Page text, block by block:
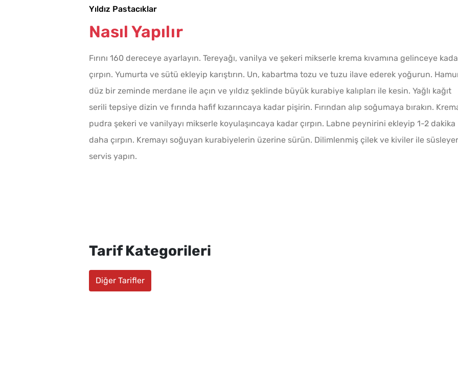
Yıldız Pastacıklar
Nasıl Yapılır
Fırını 160 dereceye ayarlayın. Tereyağı, vanilya ve şekeri mikserle krema kıvamına gelinceye
çırpın. Yumurta ve sütü ekleyip karıştırın. Un, kabartma tozu ve tuzu ilave ederek yoğurun.
düz bir zeminde merdane ile açın ve yıldız şeklinde büyük kurabiye kalıpları ile kesin. Yağlı kağıt
serili tepsiye dizin ve fırında hafif kızarıncaya kadar pişirin. Fırından alıp soğumaya bırakın.
pudra şekeri ve vanilyayı mikserle koyulaşıncaya kadar çırpın. Labne peynirini ekleyip 1-2 dakika
daha çırpın. Kremayı soğuyan kurabiyelerin üzerine sürün. Dilimlenmiş çilek ve kiviler ile
servis yapın.
Tarif Kategorileri
Diğer Tarifler